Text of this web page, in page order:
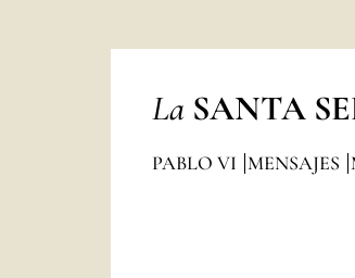
La SANTA
PABLO VI MENSAJES